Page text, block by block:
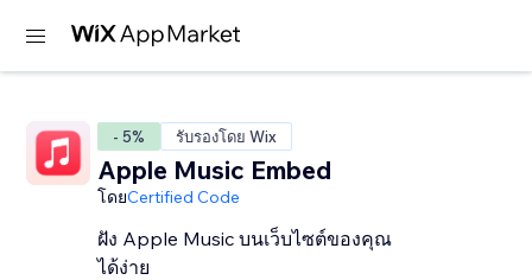
- 5% รับรองโดย Wix
Apple Music Embed
โดยCertified Code
ฝัง Apple Music บนเว็บไซต์ของคุณ
ได้ง่าย